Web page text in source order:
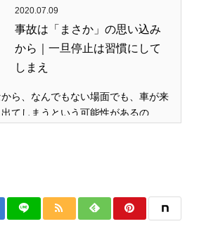
2020.07.09
事故は「まさか」の思い込み
から｜一旦停止は習慣にして
しまえ
ら、なんでもない場面でも、車が来
てしまうという可能性があるの…